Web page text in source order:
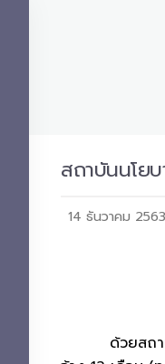
สถาบันนโย
14 ธันวาคม 2563
ด้วยสถาบันน